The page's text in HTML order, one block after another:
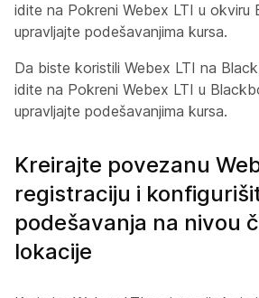
idite na Pokreni Webex LTI u okviru
upravljajte podešavanjima kursa.
Da biste koristili Webex LTI na
idite na Pokreni Webex LTI u
upravljajte podešavanjima kursa.
Kreirajte povezanu
registraciju i
podešavanja na nivou
lokacije